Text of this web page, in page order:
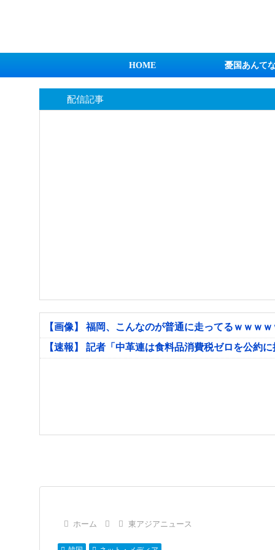
HOME 憂国あんて
配信記事
【画像】 福岡、こんなのが普通に走ってるｗｗｗ
【速報】 記者「中革連は食料品消費税ゼロを公約
ホーム 東アジアニュース